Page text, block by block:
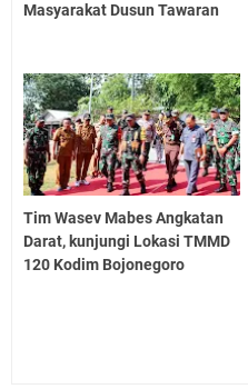
Masyarakat Dusun Tawaran
Tim Wasev Mabes Angkatan
Darat, kunjungi Lokasi TMMD
120 Kodim Bojonegoro